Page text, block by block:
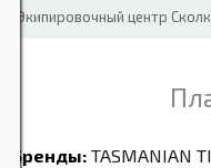
Экипировочный центр
Бренды: TASMANIAN